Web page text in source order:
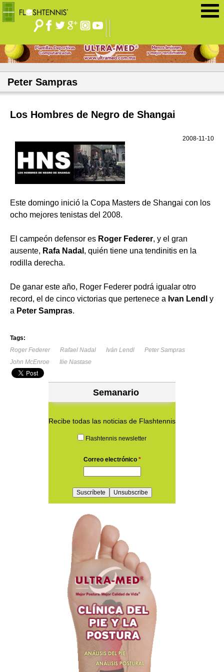
Peter Sampras
Los Hombres de Negro de Shangai
2008-11-10
Este domingo inició la Copa Masters de Shangai con los
ocho mejores tenistas del 2008.
El campeón defensor es Roger Federer, y el gran
ausente, Rafa Nadal , quién tiene una tendinitis en la
rodilla derecha.
De ganar este año, Roger Federer podrá igualar otro
record, el de cinco victorias que pertenece a Ivan Lendl
y
a Peter Sampras.
Tags:
Roger Federer
Rafael Nadal Iván Lendl
Peter Sampras
John McEnroe
Ilie Nastase
Semanario
Recibe todas las noticias de Flashtennis
Flashtennis newsletter
Correo electrónico *